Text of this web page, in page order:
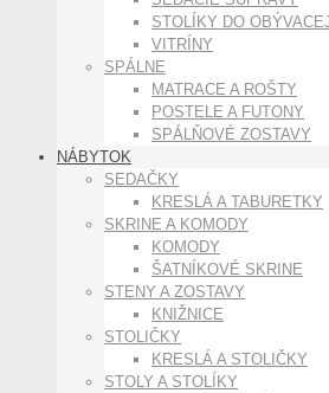
STOLÍKY DO
VITRÍNY
SPÁLNE
MATRACE A ROŠTY
POSTELE A FUTONY
SPÁLŇOVÉ ZOSTAVY
NÁBYTOK
SEDAČKY
KRESLÁ A TABURETKY
SKRINE A KOMODY
KOMODY
ŠATNÍKOVÉ SKRINE
STENY A ZOSTAVY
KNIŽNICE
STOLIČKY
KRESLÁ A STOLIČKY
STOLY A STOLÍKY